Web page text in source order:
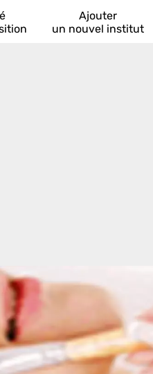
Ajouter
un nouvel institut